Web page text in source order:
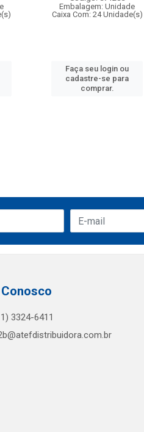
Embalagem: Unidade
Caixa Com: 24 Unidade(s)
Faça seu login ou
cadastre-se para
comprar.
3324-6411